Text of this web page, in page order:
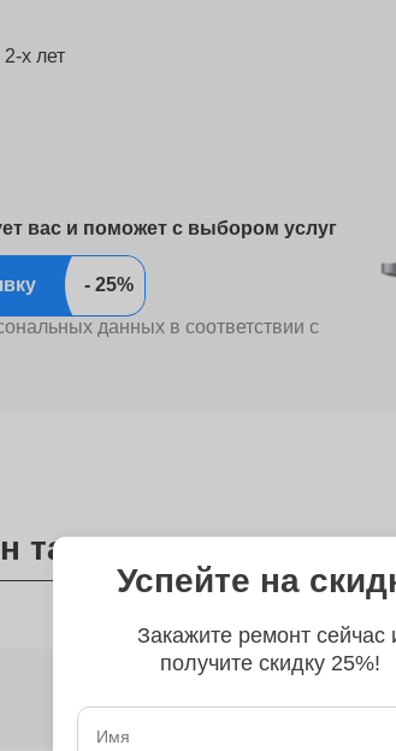
х лет
вас и поможет с выбором услуг
заявку
данных в соответствии с
тачпада
Время
Успейте на
Закажите ремонт сейчас
получите скидку 25%!